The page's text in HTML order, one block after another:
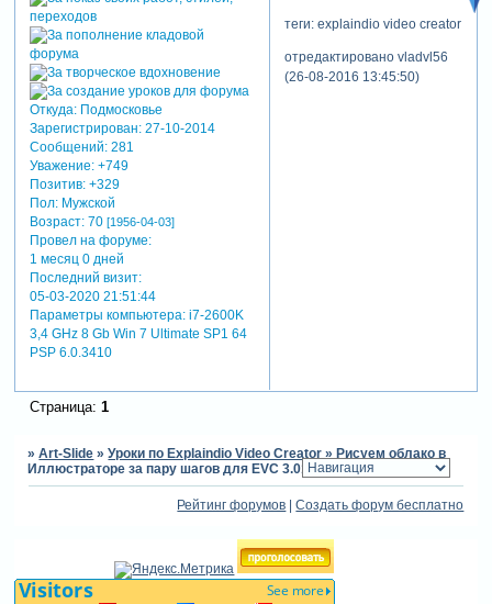
Откуда:Подмосковье
Зарегистрирован: 27-10-2014
Сообщений:281
Уважение: +749
Позитив: +329
Пол:Мужской
Возраст:70 [1956-04-03]
Провел на форуме:
1 месяц 0 дней
Последний визит:
05-03-2020 21:51:44
Параметры компьютера:i7-2600K
3,4 GHz 8 Gb Win 7 Ultimate SP1 64
PSP 6.0.3410
теги: explaindio video creator
отредактировано vladvl56
(26-08-2016 13:45:50)
Страница: 1
»Art-Slide »Уроки по Explaindio Video Creator » Рисуем облако в
Иллюстраторе за пару шагов для EVC 3.015
Рейтинг форумов |Создать форум бесплатно